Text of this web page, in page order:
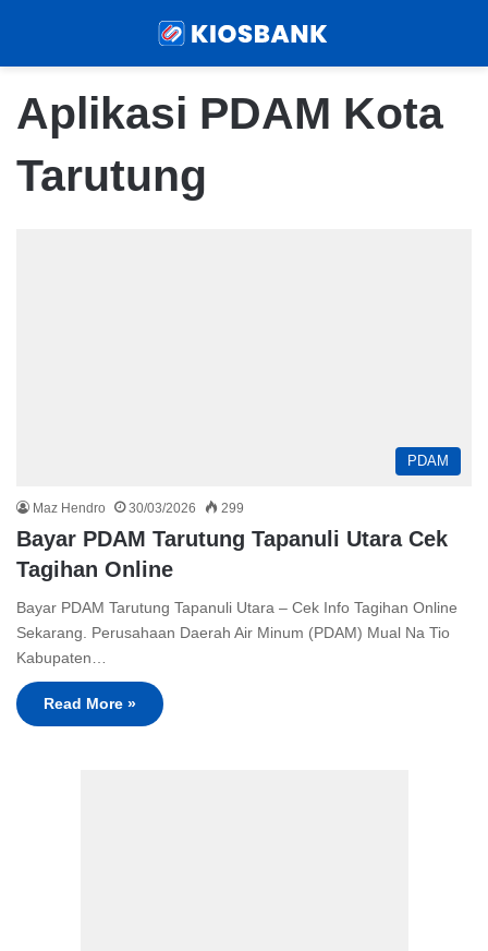
Aplikasi PDAM Kota
Tarutung
PDAM
Maz Hendro 30/03/2026 299
Bayar PDAM Tarutung Tapanuli Utara Cek
Tagihan Online
Bayar PDAM Tarutung Tapanuli Utara – Cek Info Tagihan Online
Sekarang. Perusahaan Daerah Air Minum (PDAM) Mual Na Tio
Kabupaten…
Read More »